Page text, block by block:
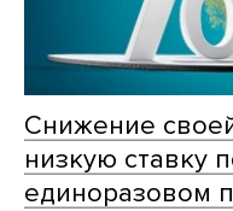
Снижение
низкую ставку
единоразовом